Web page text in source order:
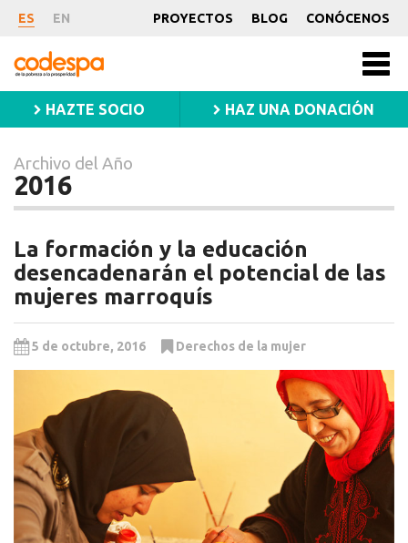
Archivo
Año
2016
ES EN PROYECTOS BLOG CONÓCENOS
CODESPA
HAZTE SOCIO HAZ UNA DONACIÓN
Archivo del Año
2016
La formación y la educación
desencadenarán el potencial de las
mujeres marroquís
5 de octubre, 2016 Derechos de la mujer